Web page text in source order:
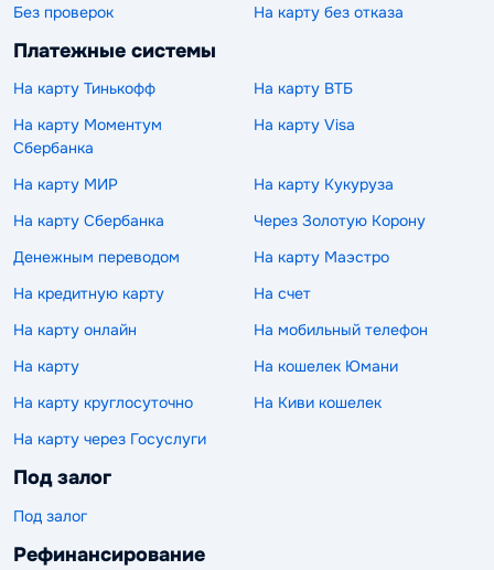
Без проверок
На карту без отказа
Платежные системы
На карту Тинькофф
На карту ВТБ
На карту Моментум
Сбербанка
На карту Visa
На карту МИР
На карту Кукуруза
На карту Сбербанка
Через Золотую Корону
Денежным переводом
На карту Маэстро
На кредитную карту
На счет
На карту онлайн
На мобильный телефон
На карту
На кошелек Юмани
На карту круглосуточно
На Киви кошелек
На карту через Госуслуги
Под залог
Под залог
Рефинансирование